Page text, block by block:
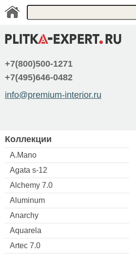
+7(800)500-1271
+7(495)646-0482
info@premium-interior.ru
Коллекции
A.Mano
Agata s-12
Alchemy 7.0
Aluminum
Anarchy
Aquarela
Artec 7.0